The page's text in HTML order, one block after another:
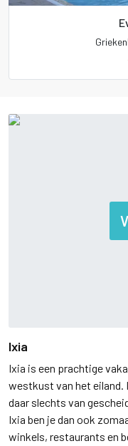
Ixia
Ixia is een prachtige
westkust van het eiland.
daar slechts van
Ixia ben je dan ook
winkels, restaurants en